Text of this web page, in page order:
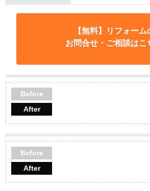
【無料】リフォーム
お問合せ・ご相談はこ
Before
After
Before
After